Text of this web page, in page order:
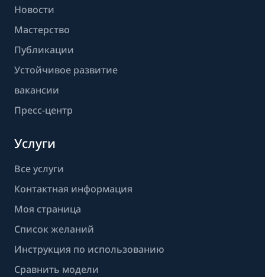
Новости
Мастерство
Публикации
Устойчивое развитие
вакансии
Пресс-центр
Услуги
Все услуги
Контактная информация
Моя страница
Список желаний
Инструкция по использованию
Сравнить модели